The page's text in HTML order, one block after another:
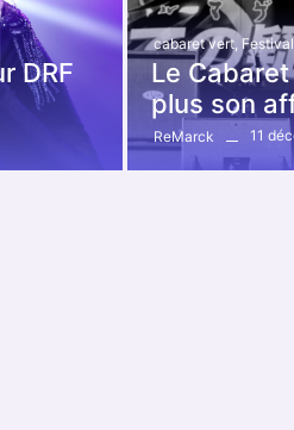
DRF
cabaret vert
Le
plus son
ReMarck 11